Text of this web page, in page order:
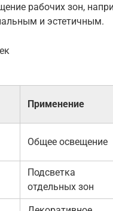
рабочих зон,
и эстетичным.
Применение
Общее освещение
Подсветка
отдельных зон